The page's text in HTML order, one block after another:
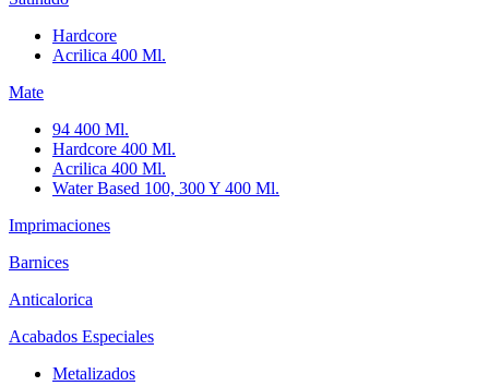
Hardcore
Acrilica 400 Ml.
Mate
94 400 Ml.
Hardcore 400 Ml.
Acrilica 400 Ml.
Water Based 100, 300 Y 400 Ml.
Imprimaciones
Barnices
Anticalorica
Acabados Especiales
Metalizados